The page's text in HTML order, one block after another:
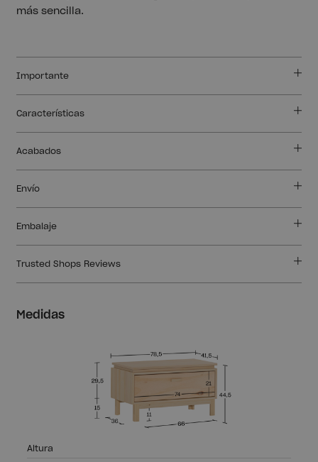
Medidas
Altura
más sencilla.
Importante
Características
Acabados
Envío
Embalaje
Trusted Shops Reviews